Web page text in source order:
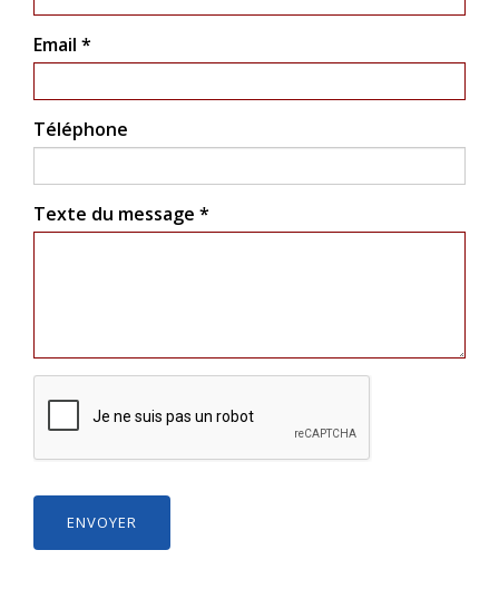
Email *
Téléphone
Texte du message *